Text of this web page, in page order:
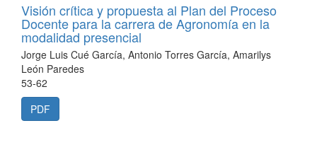
Visión crítica y propuesta al Plan del Proceso
Docente para la carrera de Agronomía en la
modalidad presencial
Jorge Luis Cué García, Antonio Torres García, Amarilys
León Paredes
53-62
PDF